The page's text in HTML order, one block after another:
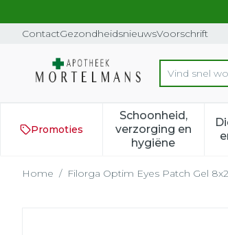
ContactGezondheidsnieuwsVoorschrift
Product,
Promoties
Schoonheid,
verzorging en
hygiëne
Toon
Home / Filorga Optim Eyes Patch Gel 8x2
Filorga Optim